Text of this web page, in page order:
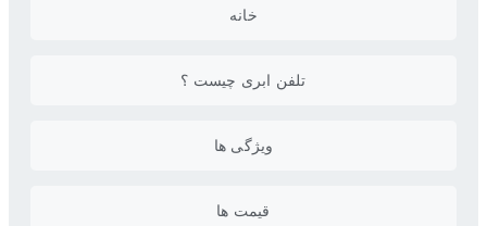
خانه
تلفن ابری چیست ؟
ویژگی ها
قیمت ها